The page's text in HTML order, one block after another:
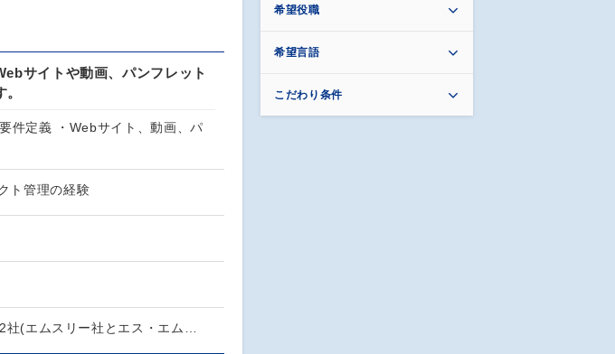
サイトや動画、パンフレット
件定義 ・Webサイト、動画、パ
ト管理の経験
社(エムスリー社とエス・エム…
希望役職
希望言語
こだわり条件